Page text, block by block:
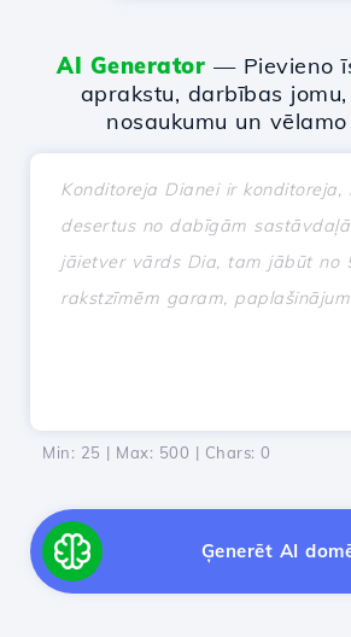
AI Generator — Pievieno
aprakstu, darbības
nosaukumu un
Min: 25 | Max: 500 | Chars: 0
Ģenerēt AI